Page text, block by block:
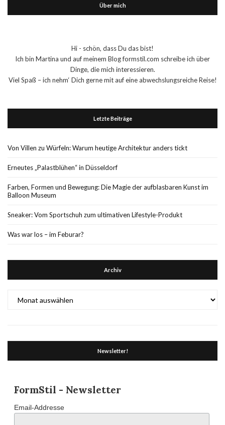
Über mich
Hi - schön, dass Du das bist!
Ich bin Martina und auf meinem Blog formstil.com schreibe ich über
Dinge, die mich interessieren.
Viel Spaß – ich nehm‘ Dich gerne mit auf eine abwechslungsreiche Reise!
Letzte Beiträge
Von Villen zu Würfeln: Warum heutige Architektur anders tickt
Erneutes „Palastblühen“ in Düsseldorf
Farben, Formen und Bewegung: Die Magie der aufblasbaren Kunst im
Balloon Museum
Sneaker: Vom Sportschuh zum ultimativen Lifestyle-Produkt
Was war los – im Feburar?
Archiv
Newsletter!
FormStil - Newsletter
Email-Addresse